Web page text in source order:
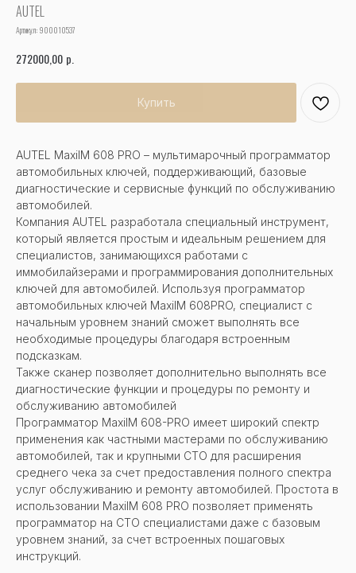
AUTEL
Артикул: 900010537
272000,00 р.
Купить
AUTEL MaxiIM 608 PRO – мультимарочный программатор
автомобильных ключей, поддерживающий, базовые
диагностические и сервисные функций по обслуживанию
автомобилей.
Компания AUTEL разработала специальный инструмент,
который является простым и идеальным решением для
специалистов, занимающихся работами с
иммобилайзерами и программирования дополнительных
ключей для автомобилей. Используя программатор
автомобильных ключей MaxiIM 608PRO, специалист с
начальным уровнем знаний сможет выполнять все
необходимые процедуры благодаря встроенным
подсказкам.
Также сканер позволяет дополнительно выполнять все
диагностические функции и процедуры по ремонту и
обслуживанию автомобилей
Программатор MaxiIM 608-PRO имеет широкий спектр
применения как частными мастерами по обслуживанию
автомобилей, так и крупными СТО для расширения
среднего чека за счет предоставления полного спектра
услуг обслуживанию и ремонту автомобилей. Простота в
использовании MaxiIM 608 PRO позволяет применять
программатор на СТО специалистами даже с базовым
уровнем знаний, за счет встроенных пошаговых
инструкций.